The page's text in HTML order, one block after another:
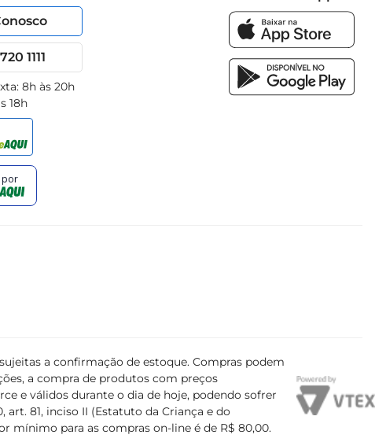
1111
8h às 20h
18h
a confirmação de estoque. Compras podem
a compra de produtos com preços
e válidos durante o dia de hoje, podendo sofrer
81, inciso II (Estatuto da Criança e do
mínimo para as compras on-line é de R$ 80,00.